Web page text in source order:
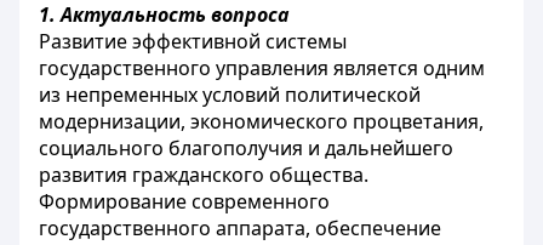
1. Актуальность вопроса
Развитие эффективной системы
государственного управления является одним
из непременных условий политической
модернизации, экономического процветания,
социального благополучия и дальнейшего
развития гражданского общества.
Формирование современного
государственного аппарата, обеспечение